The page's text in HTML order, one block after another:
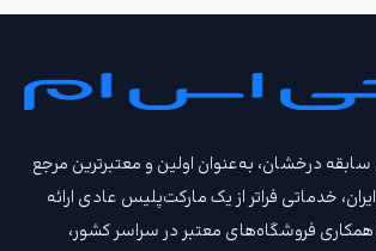
با ۲۰ سال سابقه درخشان، به‌عنوان اولین و معتبرترین مرجع
خدماتی فراتر از یک مارکت‌پلیس عادی ارائه
فروشگاه‌های معتبر در سراسر کشور،